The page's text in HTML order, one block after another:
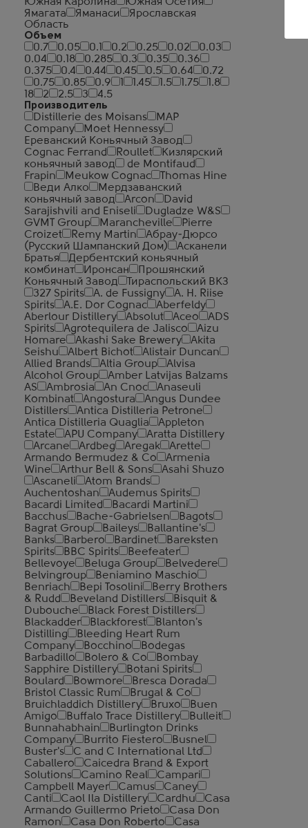
Ямагата
Яманаси
Ярославская
Область
Объем
0.7
0.05 0.1 0.2 0.25 0.02
0.03
0.04
0.18 0.285 0.3 0.35
0.36
0.375
0.4 0.44 0.45 0.5 0.64
0.72
0.75
0.85 0.9 1.45 1.5 1.75
1.8
18
2 2.5 3
4.5
Производитель
Distillerie des Moisans
MAP
Company
Moet Hennessy
Ереванский Коньячный Завод
Cognac Ferrand
Roullet
Кизлярский
коньячный завод
de Montifaud
Frapin
Meukow Cognac
Thomas Hine
Веди Алко
Мердзаванский
коньячный завод
Arcon
David
Sarajishvili and Eniseli
Dugladze W&S
GVMT Group
Marancheville
Pierre
Croizet
Remy Martin
Абрау-Дюрсо
(Русский Шампанский Дом)
Асканели
Братья
Дербентский коньячный
комбинат
Иронсан
Прошянский
Коньячный Завод
Тираспольский ВКЗ
327 Spirits
A. de Fussigny
A. H. Riise
Spirits
A.E. Dor Cognac
Aberfeldy
Aberlour Distillery
Absolut Aceo
ADS
Spirits
Agrotequilera de Jalisco
Aizu
Homare
Akashi Sake Brewery
Akita
Seishu
Albert Bichot
Alistair Duncan
Allied Brands
Altia Group
Alvisa
Alcohol Group
Amber Latvijas Balzams
AS
Ambrosia An Cnoc
Anaseuli
Kombinat
Angostura
Angus Dundee
Distillers
Antica Distilleria Petrone
Antica Distilleria Quaglia
Appleton
Estate
APU Company
Aratta Distillery
Arcane
Ardbeg Aregak
Arette
Armando Bermudez & Co
Armenia
Wine
Arthur Bell & Sons
Asahi Shuzo
Ascaneli
Atom Brands
Auchentoshan
Audemus Spirits
Bacardi Limited
Bacardi Martini
Bacchus
Bache-Gabrielsen
Bagots
Bagrat Group
Baileys
Ballantine's
Banks
Barbero Bardinet
Bareksten
Spirits
BBC Spirits
Beefeater
Bellevoye
Beluga Group
Belvedere
Belvingroup
Beniamino Maschio
Benriach
Bepi Tosolini
Berry Brothers
& Rudd
Beveland Distillers
Bisquit &
Dubouche
Black Forest Distillers
Blackadder
Blackforest
Blanton's
Distilling
Bleeding Heart Rum
Company
Bocchino
Bodegas
Barbadillo
Bolero & Co
Bombay
Sapphire Distillery
Botani Spirits
Boulard
Bowmore
Bresca Dorada
Bristol Classic Rum
Brugal & Co
Bruichladdich Distillery
Bruxo
Buen
Amigo
Buffalo Trace Distillery
Bulleit
Bunnahabhain
Burlington Drinks
Company
Burrito Fiestero
Busnel
Buster's
C and C International Ltd
Caballero
Caicedra Brand & Export
Solutions
Camino Real
Campari
Campbell Mayer
Camus
Caney
Canti
Caol Ila Distillery Cardhu
Casa
Armando Guillermo Prieto
Casa Don
Ramon
Casa Don Roberto Casa